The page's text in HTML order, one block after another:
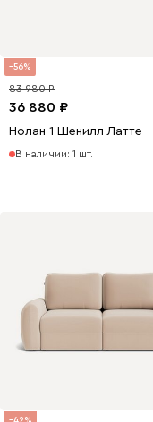
56
36 880
83 980
Нолан 1 Шенилл Латте
В наличии: 1 шт.
42